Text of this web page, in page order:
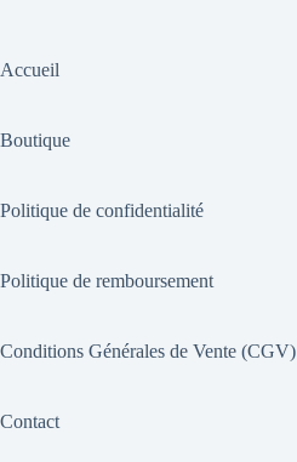
Accueil
Boutique
Politique de confidentialité
Politique de remboursement
Conditions Générales de Vente (CGV)
Contact